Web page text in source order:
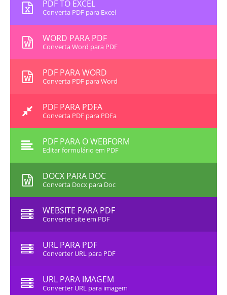
PDF TO EXCEL
Converta PDF para Excel
WORD PARA PDF
Converta Word para PDF
PDF PARA WORD
Converta PDF para Word
PDF PARA PDFA
Converta PDF para PDFa
PDF PARA O WEBFORM
Editar formulário em PDF
DOCX PARA DOC
Converta Docx para Doc
WEBSITE PARA PDF
Converter site em PDF
URL PARA PDF
Converter URL para PDF
URL PARA IMAGEM
Converter URL para imagem